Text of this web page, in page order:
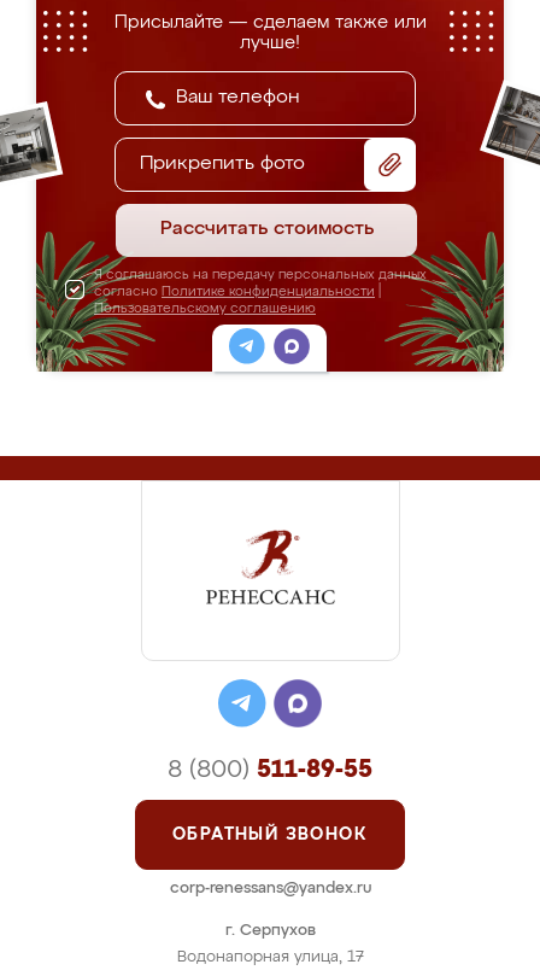
Присылайте — сделаем также или
лучше!
Прикрепить фото
Рассчитать стоимость
Я соглашаюсь на передачу персональных данных
согласно Политике конфиденциальности
Пользовательскому соглашению
г. Серпухов
Водонапорная улица, 17
8 (800) 511-89-55
ОБРАТНЫЙ ЗВОНОК
corp-renessans@yandex.ru